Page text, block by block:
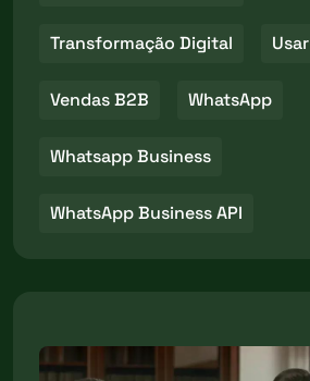
Transformação Digital Usar
Vendas B2B WhatsApp
Whatsapp Business
WhatsApp Business API